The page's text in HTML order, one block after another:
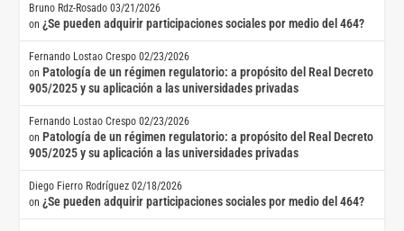
Bruno Rdz-Rosado 03/21/2026
on¿Se pueden adquirir participaciones sociales por medio del 464?
Fernando Lostao Crespo 02/23/2026
on Patología de un régimen regulatorio: a propósito del Real Decreto
905/2025 y su aplicación a las universidades privadas
Fernando Lostao Crespo 02/23/2026
on Patología de un régimen regulatorio: a propósito del Real Decreto
905/2025 y su aplicación a las universidades privadas
Diego Fierro Rodríguez 02/18/2026
on¿Se pueden adquirir participaciones sociales por medio del 464?